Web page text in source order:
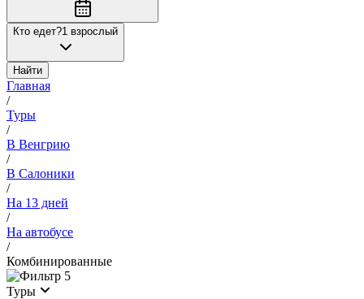
Кто едет?1 взрослый
Найти
Главная
/
Туры
/
В Венгрию
/
В Салоники
/
На 13 дней
/
На автобусе
/
Комбинированные
5
Туры